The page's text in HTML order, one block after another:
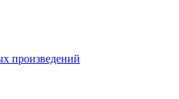
произведений